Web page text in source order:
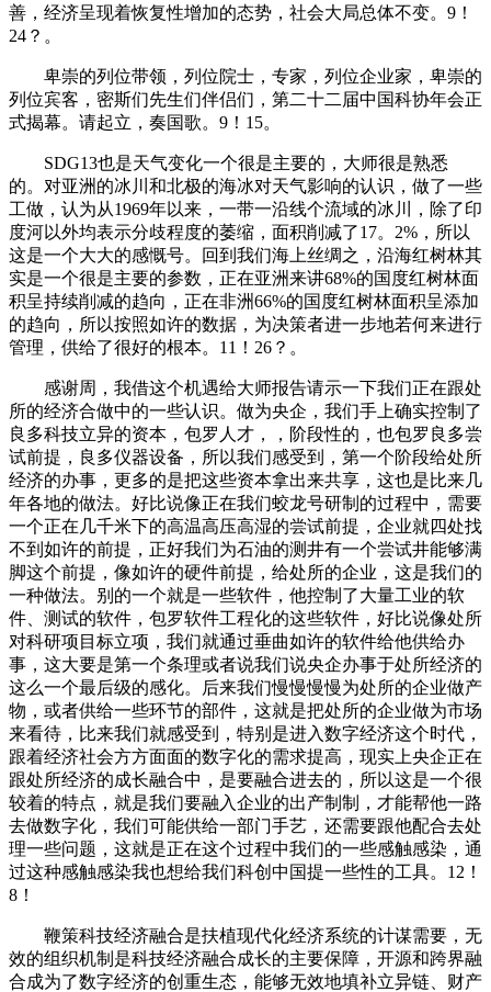
善，经济呈现着恢复性增加的态势，社会大局总体不变。9！
24？。
卑崇的列位带领，列位院士，专家，列位企业家，卑崇的
列位宾客，密斯们先生们伴侣们，第二十二届中国科协年会正
式揭幕。请起立，奏国歌。9！15。
SDG13也是天气变化一个很是主要的，大师很是熟悉
的。对亚洲的冰川和北极的海冰对天气影响的认识，做了一些
工做，认为从1969年以来，一带一沿线个流域的冰川，除了印
度河以外均表示分歧程度的萎缩，面积削减了17。2%，所以
这是一个大大的感慨号。回到我们海上丝绸之，沿海红树林其
实是一个很是主要的参数，正在亚洲来讲68%的国度红树林面
积呈持续削减的趋向，正在非洲66%的国度红树林面积呈添加
的趋向，所以按照如许的数据，为决策者进一步地若何来进行
管理，供给了很好的根本。11！26？。
感谢周，我借这个机遇给大师报告请示一下我们正在跟处
所的经济合做中的一些认识。做为央企，我们手上确实控制了
良多科技立异的资本，包罗人才，，阶段性的，也包罗良多尝
试前提，良多仪器设备，所以我们感受到，第一个阶段给处所
经济的办事，更多的是把这些资本拿出来共享，这也是比来几
年各地的做法。好比说像正在我们蛟龙号研制的过程中，需要
一个正在几千米下的高温高压高湿的尝试前提，企业就四处找
不到如许的前提，正好我们为石油的测井有一个尝试井能够满
脚这个前提，像如许的硬件前提，给处所的企业，这是我们的
一种做法。别的一个就是一些软件，他控制了大量工业的软
件、测试的软件，包罗软件工程化的这些软件，好比说像处所
对科研项目标立项，我们就通过垂曲如许的软件给他供给办
事，这大要是第一个条理或者说我们说央企办事于处所经济的
这么一个最后级的感化。后来我们慢慢慢慢为处所的企业做产
物，或者供给一些环节的部件，这就是把处所的企业做为市场
来看待，比来我们就感受到，特别是进入数字经济这个时代，
跟着经济社会方方面面的数字化的需求提高，现实上央企正在
跟处所经济的成长融合中，是要融合进去的，所以这是一个很
较着的特点，就是我们要融入企业的出产制制，才能帮他一路
去做数字化，我们可能供给一部门手艺，还需要跟他配合去处
理一些问题，这就是正在这个过程中我们的一些感触感染，通
过这种感触感染我也想给我们科创中国提一些性的工具。12！
8！
鞭策科技经济融合是扶植现代化经济系统的计谋需要，无
效的组织机制是科技经济融合成长的主要保障，开源和跨界融
合成为了数字经济的创重生态，能够无效地填补立异链、财产